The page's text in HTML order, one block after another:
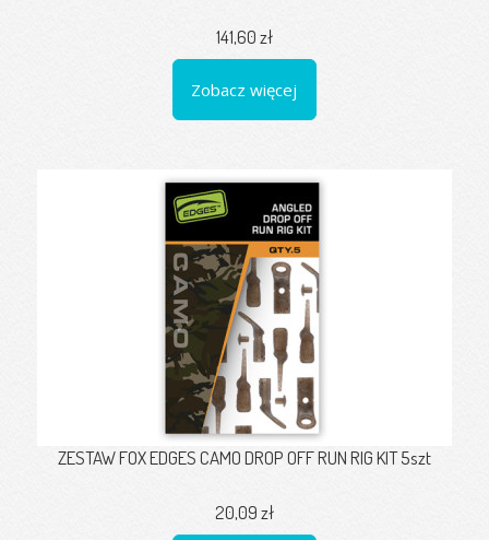
141,60 zł
Zobacz więcej
ZESTAW FOX EDGES CAMO DROP OFF RUN RIG KIT 5szt
20,09 zł